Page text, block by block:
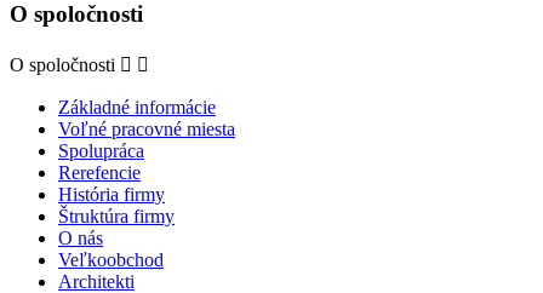
O spoločnosti
O spoločnosti  
Základné informácie
Voľné pracovné miesta
Spolupráca
Rerefencie
História firmy
Štruktúra firmy
O nás
Veľkoobchod
Architekti